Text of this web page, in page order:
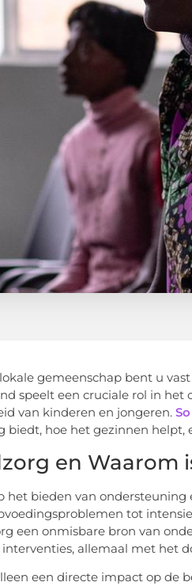
gemeenschap bent u
speelt een cruciale rol in
van kinderen en jongeren.
biedt, hoe het gezinnen
en Waarom
het bieden van
tot
een onmisbare bron van
allemaal met het
een directe impact op de